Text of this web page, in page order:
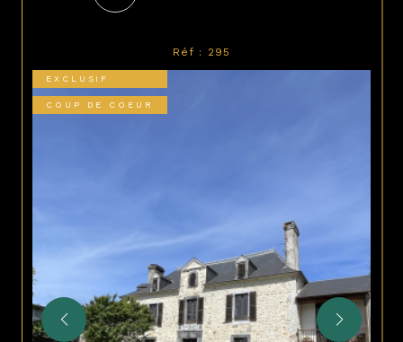
Réf : 295
EXCLUSIF
COUP DE COEUR